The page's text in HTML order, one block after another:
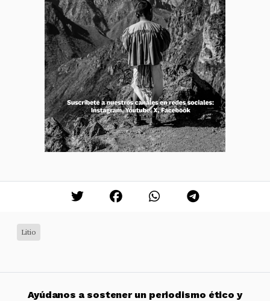
Litio
Ayúdanos a sostener un periodismo ético y